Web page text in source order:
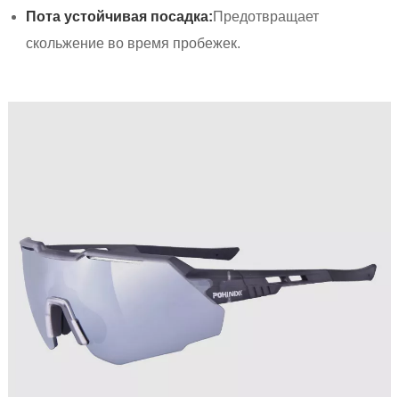
Пота устойчивая посадка:Предотвращает
скольжение во время пробежек.